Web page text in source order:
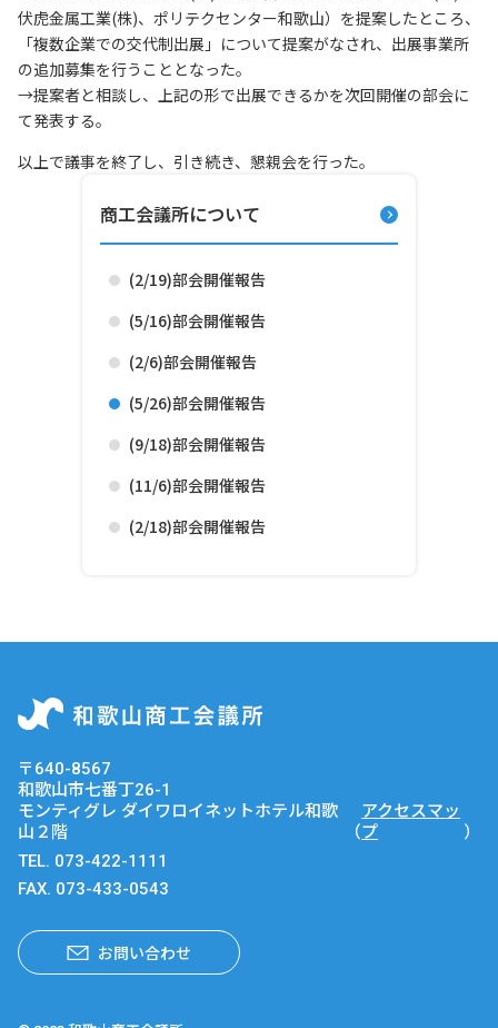
伏虎金属工業(株)、ポリテクセンター和歌山）を提案したところ、
「複数企業での交代制出展」について提案がなされ、出展事業所
の追加募集を行うこととなった。
→提案者と相談し、上記の形で出展できるかを次回開催の部会に
て発表する。
以上で議事を終了し、引き続き、懇親会を行った。
商工会議所について
(2/19)部会開催報告
(5/16)部会開催報告
(2/6)部会開催報告
(5/26)部会開催報告
(9/18)部会開催報告
(11/6)部会開催報告
(2/18)部会開催報告
〒640-8567
和歌山市七番丁26-1
モンティグレ ダイワロイネットホテル和歌
山２階
（
アクセスマッ
プ
）
TEL. 073-422-1111
FAX. 073-433-0543
お問い合わせ